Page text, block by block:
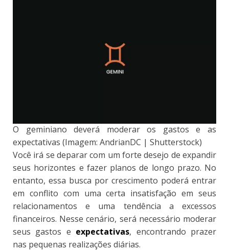
O geminiano deverá moderar os gastos e as
expectativas (Imagem: AndrianDC | Shutterstock)
Você irá se deparar com um forte desejo de expandir
seus horizontes e fazer planos de longo prazo. No
entanto, essa busca por crescimento poderá entrar
em conflito com uma certa insatisfação em seus
relacionamentos e uma tendência a excessos
financeiros. Nesse cenário, será necessário moderar
seus gastos e expectativas, encontrando prazer
nas pequenas realizações diárias.